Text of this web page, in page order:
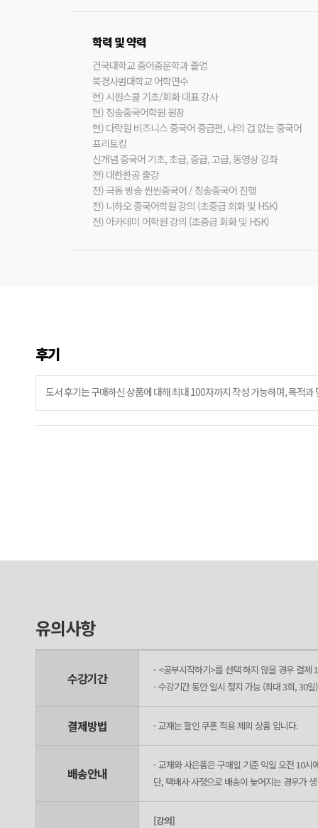
학력 및 약력
건국대학교 중어중문학과 졸업
북경사범대학교 어학연수
현) 시원스쿨 기초/회화 대표 강사
현) 칭송중국어학원 원장
현) 다락원 비즈니스 중국어 중급편, 나의 겁 없는 중국어
프리토킹
신개념 중국어 기초, 초급, 중급, 고급, 동영상 강좌
전) 대한한공 출강
전) 극동 방송 씬씬중국어 / 칭송중국어 진행
전) 니하오 중국어학원 강의 (초중급 회화 및 HSK)
전) 아카데미 어학원 강의 (초중급 회화 및 HSK)
후기
유의사항
수강기간
- <공부시작하기>를 선택 하지 않을 경우 결제
- 수강기간 동안 일시 정지 가능 (최대 3회, 30일)
결제방법 - 교재는 할인 쿠폰 적용 제외 상품 입니다.
배송안내
- 교재와 사은품은 구매일 기준 익일 오전 10시
단, 택배사 사정으로 배송이 늦어지는 경우가
[강의]